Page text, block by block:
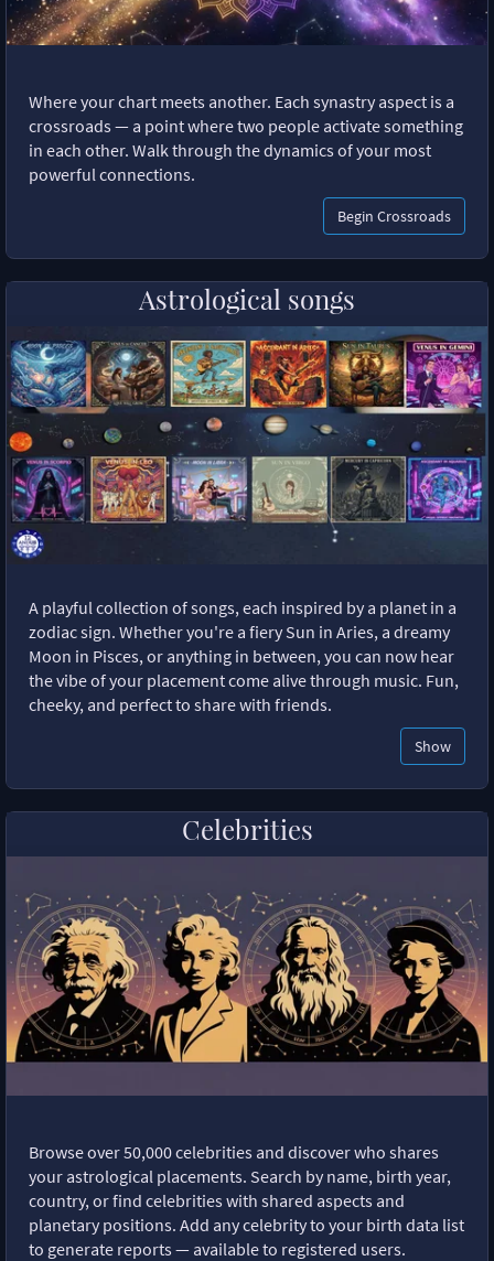
Where your chart meets another. Each synastry aspect is a
crossroads — a point where two people activate something
in each other. Walk through the dynamics of your most
powerful connections.
Begin Crossroads
Astrological songs
A playful collection of songs, each inspired by a planet in a
zodiac sign. Whether you're a fiery Sun in Aries, a dreamy
Moon in Pisces, or anything in between, you can now hear
the vibe of your placement come alive through music. Fun,
cheeky, and perfect to share with friends.
Show
Celebrities
Browse over 50,000 celebrities and discover who shares
your astrological placements. Search by name, birth year,
country, or find celebrities with shared aspects and
planetary positions. Add any celebrity to your birth data list
to generate reports — available to registered users.